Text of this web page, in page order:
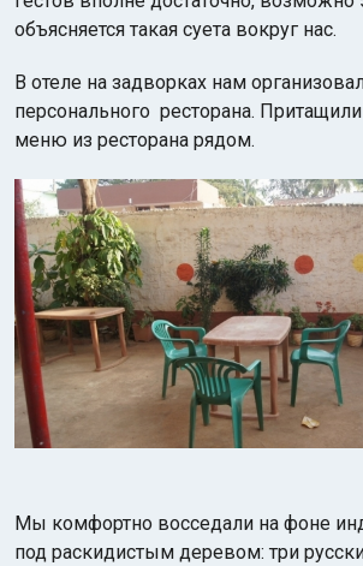
объясняется такая суета вокруг нас.
В отеле на задворках нам
персонального ресторана. Притащили
меню из ресторана рядом.
Мы комфортно восседали на фоне
под раскидистым деревом: три